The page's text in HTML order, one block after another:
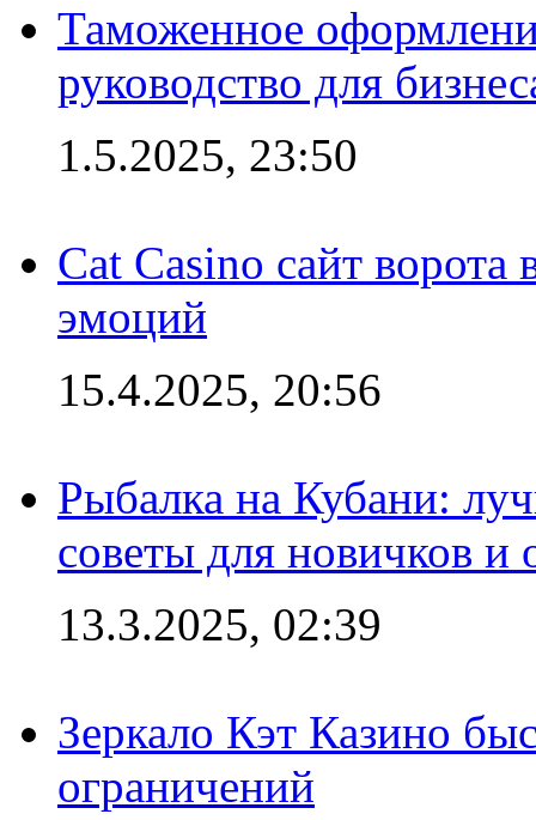
Таможенное
руководство для
1.5.2025, 23:50
Cat Casino сайт
эмоций
15.4.2025, 20:56
Рыбалка на Кубани:
советы для новичков
13.3.2025, 02:39
Зеркало Кэт Казино
ограничений